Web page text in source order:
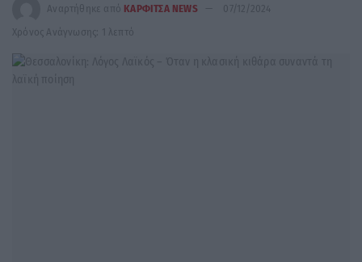
Αναρτήθηκε από ΚΑΡΦΙΤΣΑ NEWS
07/12/2024
Χρόνος Ανάγνωσης: 1 λεπτό